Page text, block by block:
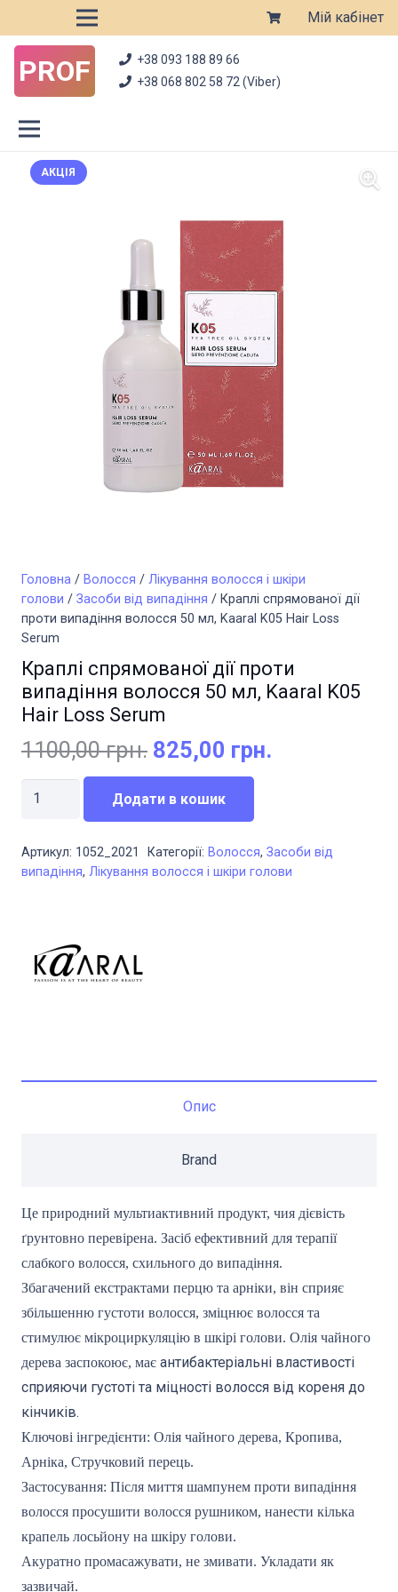
Мій кабінет
PROF
+38 093 188 89 66
+38 068 802 58 72 (Viber)
АКЦІЯ
Головна / Волосся / Лікування волосся і шкіри
голови / Засоби від випадіння / Краплі спрямованої дії
проти випадіння волосся 50 мл, Kaaral K05 Hair Loss
Serum
Краплі спрямованої дії проти
випадіння волосся 50 мл, Kaaral K05
Hair Loss Serum
1100,00грн. Оригінальна
ціна:
1100,00 грн..
825,00 грн.
Краплі
спрямованої
проти
мл,
Додати в кошик
Артикул: 1052_2021 Категорії: Волосся, Засоби від
випадіння, Лікування волосся і шкіри голови
Опис
Brand
Це природний мультиактивний продукт, чия дієвість
ґрунтовно перевірена. Засіб ефективний для терапії
слабкого волосся, схильного до випадіння.
Збагачений екстрактами перцю та арніки, він сприяє
збільшенню густоти волосся, зміцнює волосся та
стимулює мікроциркуляцію в шкірі голови. Олія чайного
дерева заспокоює, має антибактеріальні властивості
сприяючи густоті та міцності волосся від кореня до
кінчиків.
Ключові інгредієнти: Олія чайного дерева, Кропива,
Арніка, Стручковий перець.
Застосування: Після миття шампунем проти випадіння
волосся просушити волосся рушником, нанести кілька
крапель лосьйону на шкіру голови.
Акуратно промасажувати, не змивати. Укладати як
зазвичай.